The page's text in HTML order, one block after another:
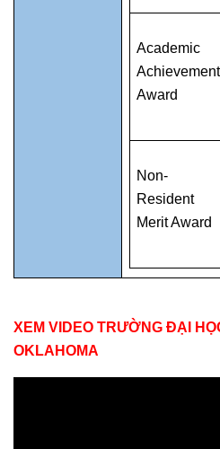
Academic
Achievement
Award
Non-
Resident
Merit Award
XEM VIDEO TRƯỜNG ĐẠI
OKLAHOMA